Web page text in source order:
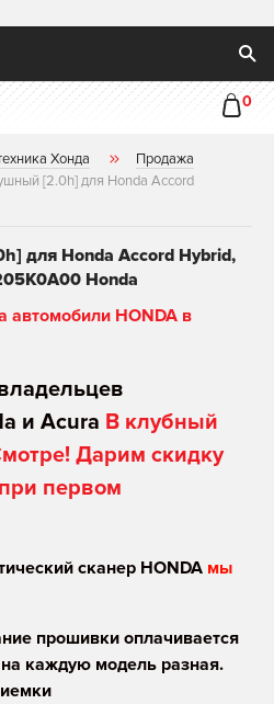
0
Хонда
Продажа
[2.0h] для Honda Accord
для Honda Accord Hybrid,
Honda
автомобили HONDA в
и Acura В клубный
Дарим скидку
первом
сканер HONDA мы
прошивки оплачивается
каждую модель разная.